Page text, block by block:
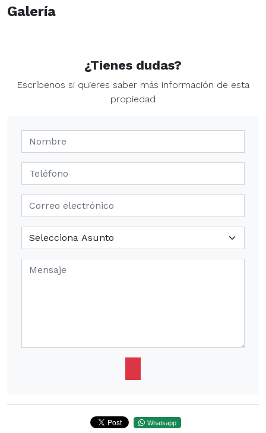
¿Tienes dudas?
Escríbenos si quieres saber más información de esta
propiedad
Whatsapp
Galería